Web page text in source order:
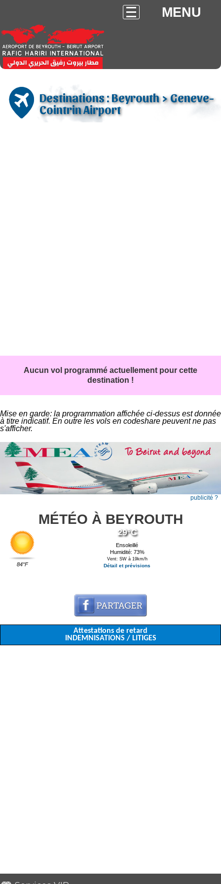
MENU
Destinations : Beyrouth > Geneve-
Cointrin Airport
Aucun vol programmé actuellement pour cette
destination !
Mise en garde: la programmation affichée ci-dessus est donnée
à titre indicatif. En outre les vols en codeshare peuvent ne pas
s'afficher.
publicité ?
MÉTÉO À BEYROUTH
84°F
29°C
Ensoleillé
Humidité: 73%
Vent: SW à 19km/h
Détail et prévisions
Attestations de retard
INDEMNISATIONS / LITIGES